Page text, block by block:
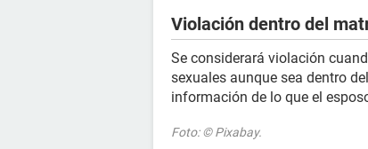
Violación dentro del
Se considerará violación
sexuales aunque sea dentro
información de lo que el
Foto: © Pixabay.